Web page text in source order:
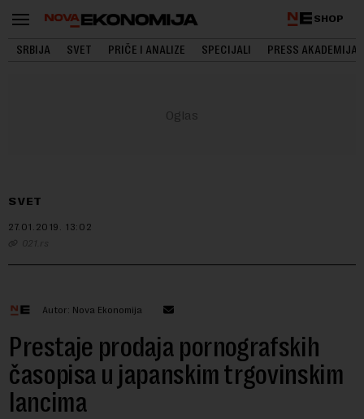
SHOP
SRBIJA SVET PRIČE I ANALIZE SPECIJALI PRESS AKADEMIJA
SVET
27.01.2019. 13:02
021.rs
Autor: Nova Ekonomija
Prestaje prodaja pornografskih
časopisa u japanskim trgovinskim
lancima